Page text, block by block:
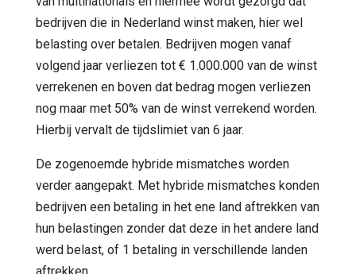
bedrijven die in Nederland winst maken, hier wel
belasting over betalen. Bedrijven mogen vanaf
volgend jaar verliezen tot € 1.000.000 van de winst
verrekenen en boven dat bedrag mogen verliezen
nog maar met 50% van de winst verrekend worden.
Hierbij vervalt de tijdslimiet van 6 jaar.
De zogenoemde hybride mismatches worden
verder aangepakt. Met hybride mismatches konden
bedrijven een betaling in het ene land aftrekken van
hun belastingen zonder dat deze in het andere land
werd belast, of 1 betaling in verschillende landen